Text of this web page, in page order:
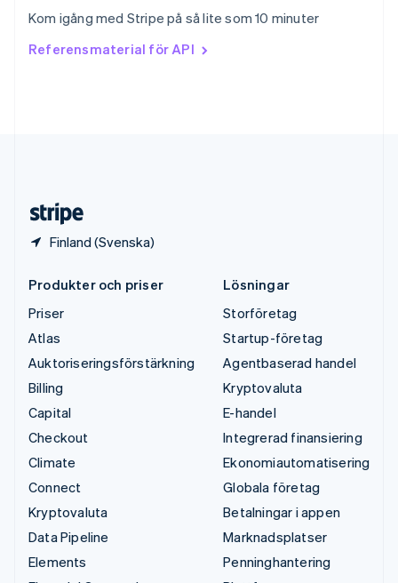
Kom igång med Stripe på så lite som 10 minuter
Referensmaterial för API
Finland (Svenska)
ไทยEnglish
English
Produkter och priser
Priser
Atlas
Auktoriseringsförstärkning
Billing
Capital
Checkout
Climate
Connect
Kryptovaluta
Data Pipeline
Elements
Lösningar
Storföretag
Startup-företag
Agentbaserad handel
Kryptovaluta
E-handel
Integrerad finansiering
Ekonomiautomatisering
Globala företag
Betalningar i appen
Marknadsplatser
Penninghantering